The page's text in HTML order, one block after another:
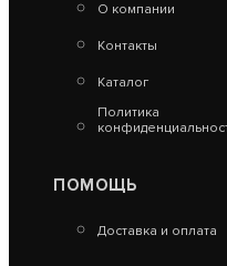
29 970О компании
Контакты
Каталог
Политика
ПОМОЩЬ
Доставка и оплата